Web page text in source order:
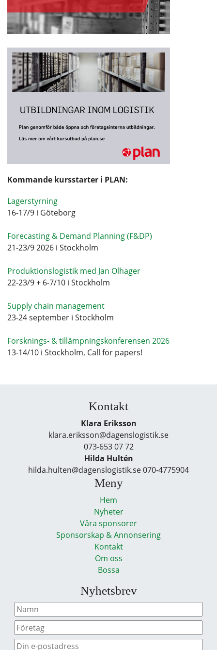
Kommande kursstarter i PLAN:
Lagerstyrning
16-17/9 i Göteborg
Forecasting & Demand Planning (F&DP)
21-23/9 2026 i Stockholm
Produktionslogistik med Jan Olhager
22-23/9 + 6-7/10 i Stockholm
Supply chain management
23-24 september i Stockholm
Forsknings- & tillämpningskonferensen 2026
13-14/10 i Stockholm, Call for papers!
Kontakt
Klara Eriksson
klara.eriksson@dagenslogistik.se
073-653 07 72
Hilda Hultén
hilda.hulten@dagenslogistik.se 070-4775904
Meny
Hem
Nyheter
Våra sponsorer
Sponsorskap & Annonsering
Kontakt
Om oss
Bossa
Nyhetsbrev